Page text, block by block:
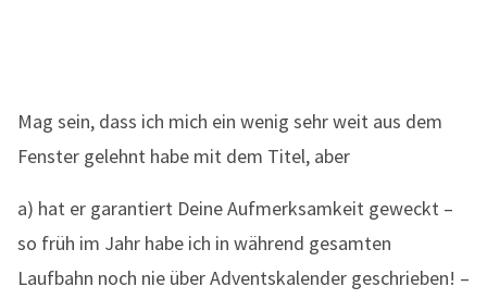
Mag sein, dass ich mich ein wenig sehr weit aus dem
Fenster gelehnt habe mit dem Titel, aber
a) hat er garantiert Deine Aufmerksamkeit geweckt –
so früh im Jahr habe ich in während gesamten
Laufbahn noch nie über Adventskalender geschrieben! –